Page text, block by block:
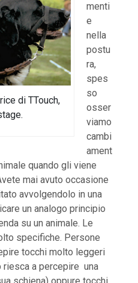
di TTouch,
menti
e
nella
postu
ra,
spes
so
osser
viamo
cambi
ament
quando gli viene
mai avuto occasione
avvolgendolo in una
un analogo principio
su un animale. Le
specifiche. Persone
tocchi molto leggeri
riesca a percepire una